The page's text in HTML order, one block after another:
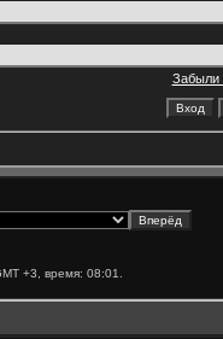
Забыли
+3, время: 08:01